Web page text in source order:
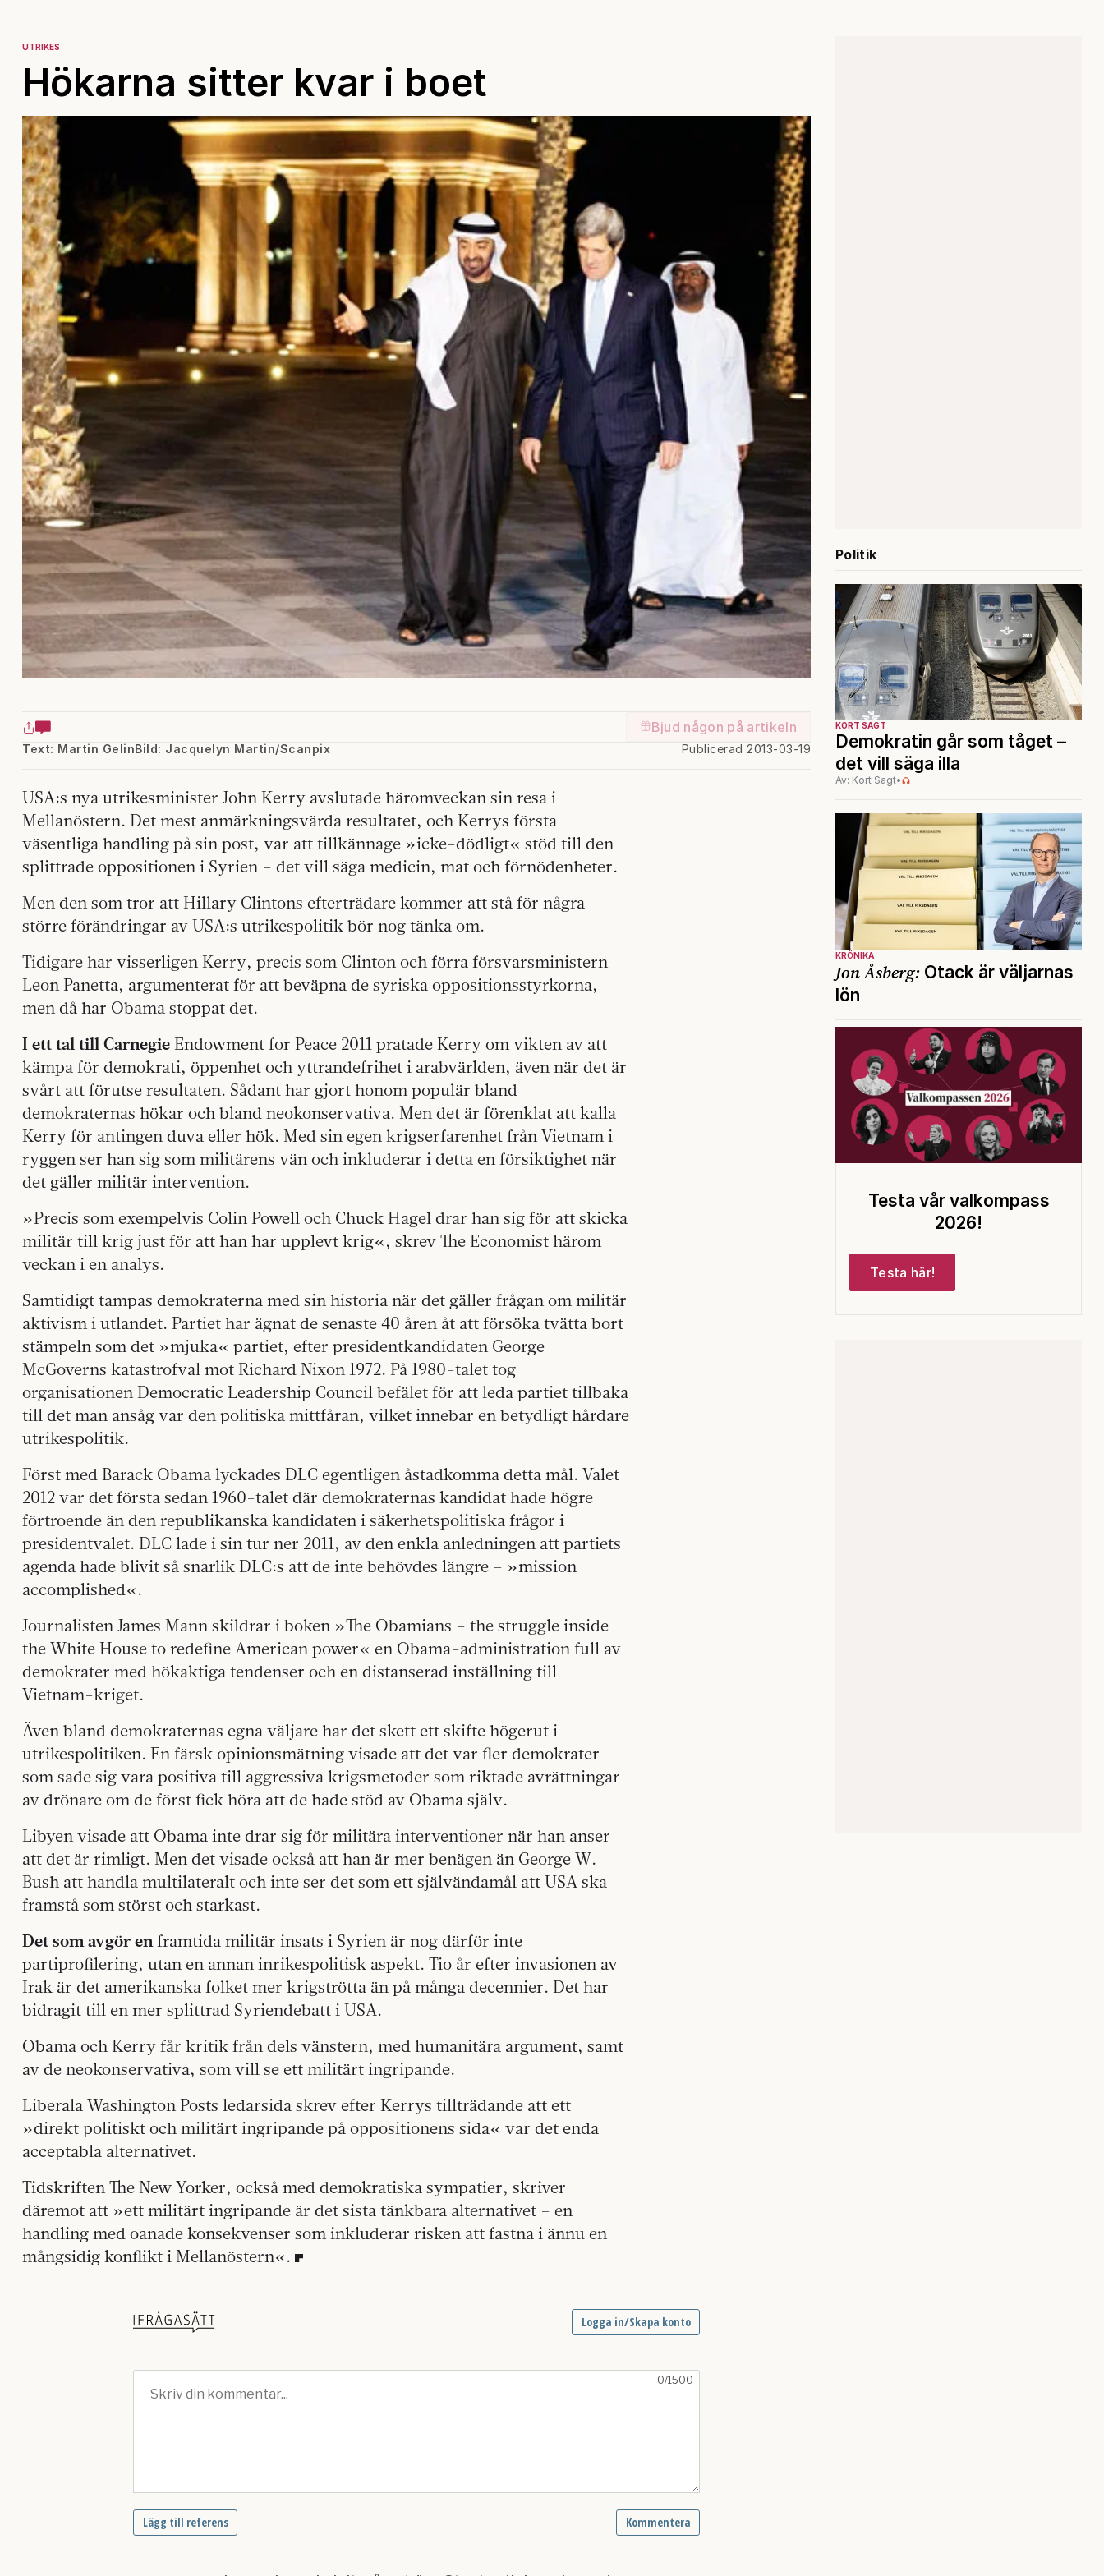
UTRIKES
Hökarna sitter kvar i boet
Bjud någon på artikeln
Text: Martin Gelin Publicerad 2013-03-19
Bild: Jacquelyn Martin/Scanpix
USA:s nya utrikesminister John Kerry avslutade häromveckan sin resa i
Mellanöstern. Det mest anmärkningsvärda resultatet, och Kerrys första
väsentliga handling på sin post, var att tillkännage »icke-dödligt« stöd till den
splittrade oppositionen i Syrien – det vill säga medicin, mat och förnödenheter.
Men den som tror att Hillary Clintons efterträdare kommer att stå för några
större förändringar av USA:s utrikespolitik bör nog tänka om.
Tidigare har visserligen Kerry, precis som Clinton och förra försvarsministern
Leon Panetta, argumenterat för att beväpna de syriska oppositionsstyrkorna,
men då har Obama stoppat det.
I ett tal till Carnegie Endowment for Peace 2011 pratade Kerry om vikten av att
kämpa för demokrati, öppenhet och yttrandefrihet i arabvärlden, även när det är
svårt att förutse resultaten. Sådant har gjort honom populär bland
demokraternas hökar och bland neokonservativa. Men det är förenklat att kalla
Kerry för antingen duva eller hök. Med sin egen krigserfarenhet från Vietnam i
ryggen ser han sig som militärens vän och inkluderar i detta en försiktighet när
det gäller militär intervention.
»Precis som exempelvis Colin Powell och Chuck Hagel drar han sig för att skicka
militär till krig just för att han har upplevt krig«, skrev The Economist härom
veckan i en analys.
Samtidigt tampas demokraterna med sin historia när det gäller frågan om militär
aktivism i utlandet. Partiet har ägnat de senaste 40 åren åt att försöka tvätta bort
stämpeln som det »mjuka« partiet, efter presidentkandidaten George
McGoverns katastrofval mot Richard Nixon 1972. På 1980-talet tog
organisationen Democratic Leadership Council befälet för att leda partiet tillbaka
till det man ansåg var den politiska mittfåran, vilket innebar en betydligt hårdare
utrikespolitik.
Först med Barack Obama lyckades DLC egentligen åstadkomma detta mål. Valet
2012 var det första sedan 1960-talet där demokraternas kandidat hade högre
förtroende än den republikanska kandidaten i säkerhetspolitiska frågor i
presidentvalet. DLC lade i sin tur ner 2011, av den enkla anledningen att partiets
agenda hade blivit så snarlik DLC:s att de inte behövdes längre – »mission
accomplished«.
Journalisten James Mann skildrar i boken »The Obamians – the struggle inside
the White House to redefine American power« en Obama-administration full av
demokrater med hökaktiga tendenser och en distanserad inställning till
Vietnam-kriget.
Även bland demokraternas egna väljare har det skett ett skifte högerut i
utrikespolitiken. En färsk opinionsmätning visade att det var fler demokrater
som sade sig vara positiva till aggressiva krigsmetoder som riktade avrättningar
av drönare om de först fick höra att de hade stöd av Obama själv.
Libyen visade att Obama inte drar sig för militära interventioner när han anser
att det är rimligt. Men det visade också att han är mer benägen än George W.
Bush att handla multilateralt och inte ser det som ett självändamål att USA ska
framstå som störst och starkast.
Det som avgör enframtida militär insats i Syrien är nog därför inte
partiprofilering, utan en annan inrikespolitisk aspekt. Tio år efter invasionen av
Irak är det amerikanska folket mer krigströtta än på många decennier. Det har
bidragit till en mer splittrad Syriendebatt i USA.
Obama och Kerry får kritik från dels vänstern, med humanitära argument, samt
av de neokonservativa, som vill se ett militärt ingripande.
Liberala Washington Posts ledarsida skrev efter Kerrys tillträdande att ett
»direkt politiskt och militärt ingripande på oppositionens sida« var det enda
acceptabla alternativet.
Tidskriften The New Yorker, också med demokratiska sympatier, skriver
däremot att »ett militärt ingripande är det sista tänkbara alternativet – en
handling med oanade konsekvenser som inkluderar risken att fastna i ännu en
mångsidig konflikt i Mellanöstern«.
Politik
KORT SAGT
Demokratin går som tåget –
det vill säga illa
Av: Kort Sagt•
KRÖNIKA
Jon Åsberg: Otack är väljarnas
lön
Testa vår valkompass
2026!
Testa här!